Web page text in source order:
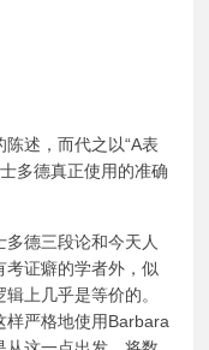
陈述，而代之以“A表
多德真正使用的准确
德三段论和今天人
考证癖的学者外，似
上几乎是等价的。
样严格地使用Barbara